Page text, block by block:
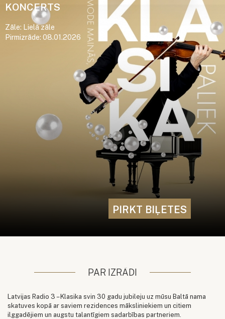
KONCERTS
Zāle: Lielā zāle
Pirmizrāde: 08.01.2026
PIRKT BIĻETES
PAR IZRĀDI
Latvijas Radio 3 – Klasika svin 30 gadu jubileju uz mūsu Baltā nama
skatuves kopā ar saviem rezidences māksliniekiem un citiem
ilggadējiem un augstu talantīgiem sadarbības partneriem.